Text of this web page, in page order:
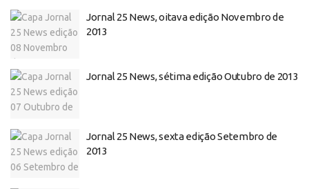
Jornal 25 News, oitava edição Novembro de
2013
Jornal 25 News, sétima edição Outubro de 2013
Jornal 25 News, sexta edição Setembro de
2013